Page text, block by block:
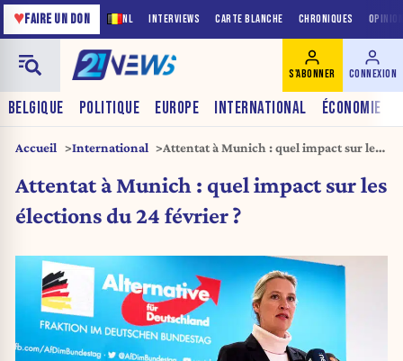
NL INTERVIEWS CARTE BLANCHE CHRONIQUES
♥FAIRE UN DON
BELGIQUE POLITIQUE EUROPE INTERNATIONAL ÉCONOMIE
S'ABONNER CONNEXION
Accueil International
Attentat à Munich : quel impact sur les
Attentat à Munich : quel impact sur les
élections du 24 février ?